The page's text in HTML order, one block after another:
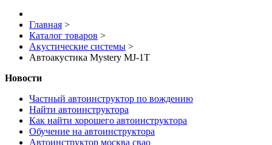
Главная >
Каталог товаров >
Акустические системы >
Автоакустика Mystery MJ-1T
Новости
Частный автоинструктор по вождению
Найти автоинструктора
Как найти хорошего автоинструктора
Обучение на автоинструктора
Автоинструктор москва свао